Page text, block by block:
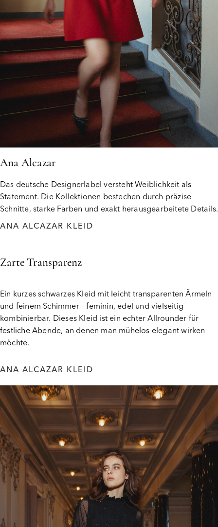
Ana Alcazar
Das deutsche Designerlabel versteht Weiblichkeit als
Statement. Die Kollektionen bestechen durch präzise
Schnitte, starke Farben und exakt herausgearbeitete Details.
ANA ALCAZAR KLEID
Zarte Transparenz
Ein kurzes schwarzes Kleid mit leicht transparenten Ärmeln
und feinem Schimmer – feminin, edel und vielseitig
kombinierbar. Dieses Kleid ist ein echter Allrounder für
festliche Abende, an denen man mühelos elegant wirken
möchte.
ANA ALCAZAR KLEID